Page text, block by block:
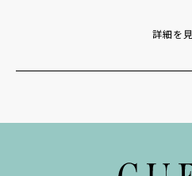
詳細を